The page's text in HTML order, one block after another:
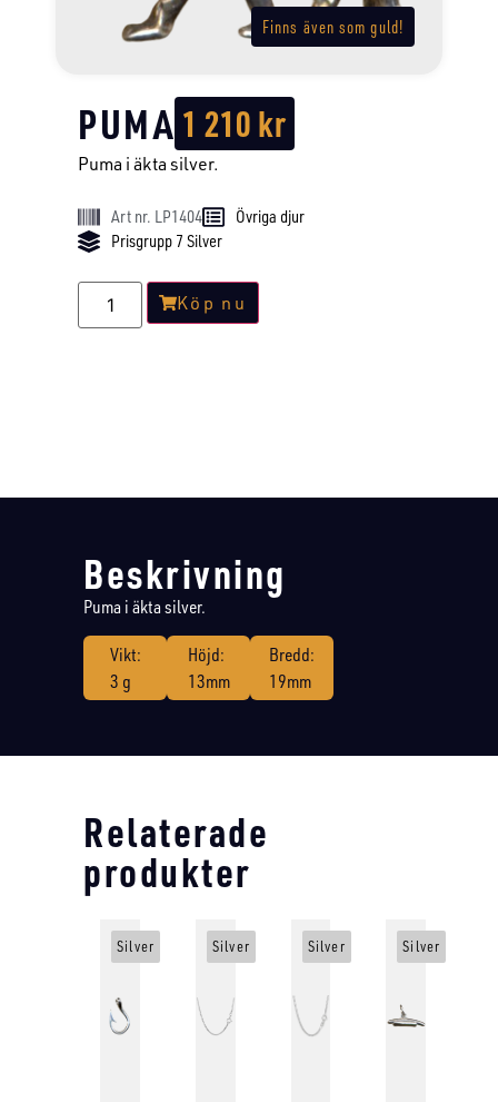
Finns även som guld!
PUMA 1 210kr
Puma i äkta silver.
Art nr. LP1404
Övriga djur
Prisgrupp 7 Silver
Köp nu
Beskrivning
Puma i äkta silver.
Vikt:
3 g
Höjd:
13mm
Bredd:
19mm
Relaterade
produkter
Silver Silver Silver Silver